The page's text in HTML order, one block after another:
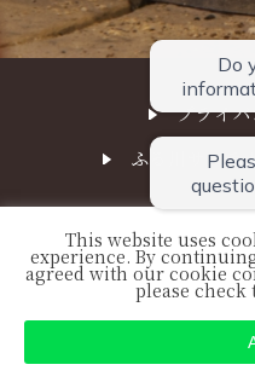
空室検索 プラン一覧
プライ
ふる川サステ
©
This website uses
experience. By
agreed with our cookie
please check